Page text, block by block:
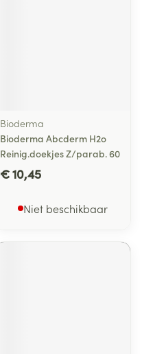
Bioderma
Bioderma Abcderm H2o
Reinig.doekjes Z/parab. 60
€ 10,45
Niet beschikbaar